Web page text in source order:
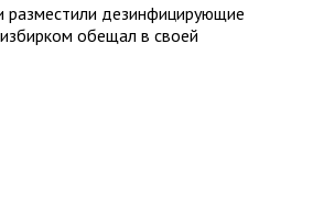
разместили дезинфицирующие
обещал в своей